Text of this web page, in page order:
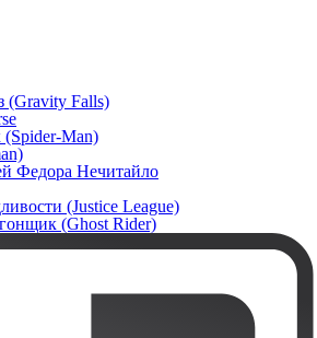
(Gravity Falls)
Man)
Федора Нечитайло
(Justice League)
(Ghost Rider)